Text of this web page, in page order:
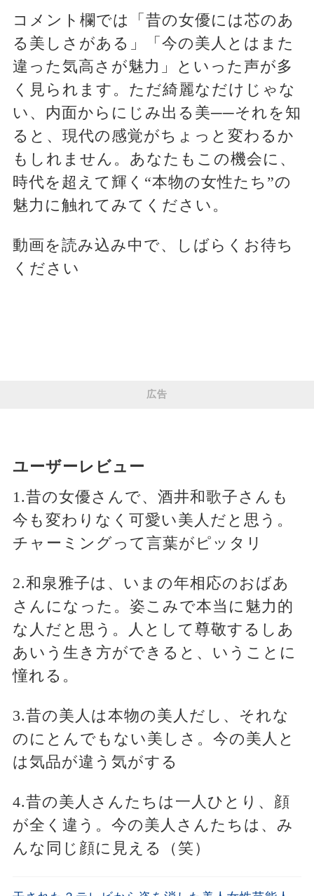
コメント欄では「昔の女優には芯のあ
る美しさがある」「今の美人とはまた
違った気高さが魅力」といった声が多
く見られます。ただ綺麗なだけじゃな
い、内面からにじみ出る美──それを知
ると、現代の感覚がちょっと変わるか
もしれません。あなたもこの機会に、
時代を超えて輝く“本物の女性たち”の
魅力に触れてみてください。
動画を読み込み中で、しばらくお待ち
ください
広告
ユーザーレビュー
1.昔の女優さんで、酒井和歌子さんも
今も変わりなく可愛い美人だと思う。
チャーミングって言葉がピッタリ
2.和泉雅子は、いまの年相応のおばあ
さんになった。姿こみで本当に魅力的
な人だと思う。人として尊敬するしあ
あいう生き方ができると、いうことに
憧れる。
3.昔の美人は本物の美人だし、それな
のにとんでもない美しさ。今の美人と
は気品が違う気がする
4.昔の美人さんたちは一人ひとり、顔
が全く違う。今の美人さんたちは、み
んな同じ顔に見える（笑）